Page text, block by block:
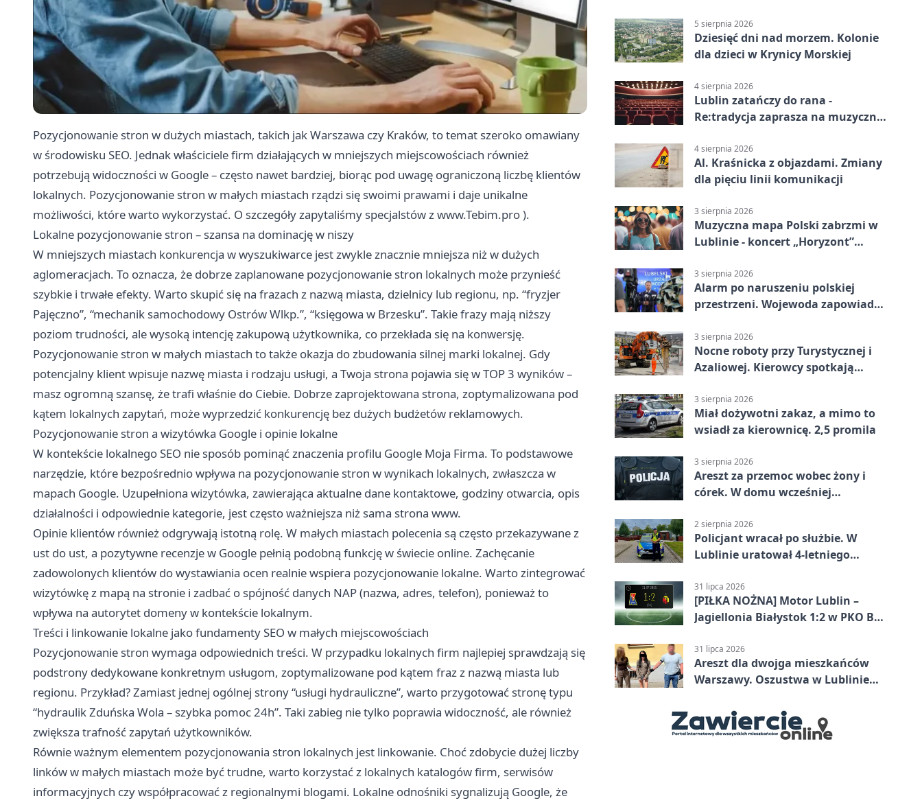
Pozycjonowanie stron w dużych miastach, takich jak Warszawa czy Kraków, to temat szeroko omawiany
w środowisku SEO. Jednak właściciele firm działających w mniejszych miejscowościach również
potrzebują widoczności w Google – często nawet bardziej, biorąc pod uwagę ograniczoną liczbę klientów
lokalnych. Pozycjonowanie stron w małych miastach rządzi się swoimi prawami i daje unikalne
możliwości, które warto wykorzystać. O szczegóły zapytaliśmy specjalstów zwww.Tebim.pro).
Lokalne pozycjonowanie stron – szansa na dominację w niszy
W mniejszych miastach konkurencja w wyszukiwarce jest zwykle znacznie mniejsza niż w dużych
aglomeracjach. To oznacza, że dobrze zaplanowane pozycjonowanie stron lokalnych może przynieść
szybkie i trwałe efekty. Warto skupić się na frazach z nazwą miasta, dzielnicy lub regionu, np. “fryzjer
Pajęczno”, “mechanik samochodowy Ostrów Wlkp.”, “księgowa w Brzesku”. Takie frazy mają niższy
poziom trudności, ale wysoką intencję zakupową użytkownika, co przekłada się na konwersję.
Pozycjonowanie stron w małych miastach to także okazja do zbudowania silnej marki lokalnej. Gdy
potencjalny klient wpisuje nazwę miasta i rodzaju usługi, a Twoja strona pojawia się w TOP 3 wyników –
masz ogromną szansę, że trafi właśnie do Ciebie. Dobrze zaprojektowana strona, zoptymalizowana pod
kątem lokalnych zapytań, może wyprzedzić konkurencję bez dużych budżetów reklamowych.
Pozycjonowanie stron a wizytówka Google i opinie lokalne
W kontekście lokalnego SEO nie sposób pominąć znaczenia profilu Google Moja Firma. To podstawowe
narzędzie, które bezpośrednio wpływa na pozycjonowanie stron w wynikach lokalnych, zwłaszcza w
mapach Google. Uzupełniona wizytówka, zawierająca aktualne dane kontaktowe, godziny otwarcia, opis
działalności i odpowiednie kategorie, jest często ważniejsza niż sama strona www.
Opinie klientów również odgrywają istotną rolę. W małych miastach polecenia są często przekazywane z
ust do ust, a pozytywne recenzje w Google pełnią podobną funkcję w świecie online. Zachęcanie
zadowolonych klientów do wystawiania ocen realnie wspiera pozycjonowanie lokalne. Warto zintegrować
wizytówkę z mapą na stronie i zadbać o spójność danych NAP (nazwa, adres, telefon), ponieważ to
wpływa na autorytet domeny w kontekście lokalnym.
Treści i linkowanie lokalne jako fundamenty SEO w małych miejscowościach
Pozycjonowanie stron wymaga odpowiednich treści. W przypadku lokalnych firm najlepiej sprawdzają się
podstrony dedykowane konkretnym usługom, zoptymalizowane pod kątem fraz z nazwą miasta lub
regionu. Przykład? Zamiast jednej ogólnej strony “usługi hydrauliczne”, warto przygotować stronę typu
“hydraulik Zduńska Wola – szybka pomoc 24h”. Taki zabieg nie tylko poprawia widoczność, ale również
zwiększa trafność zapytań użytkowników.
Równie ważnym elementem pozycjonowania stron lokalnych jest linkowanie. Choć zdobycie dużej liczby
linków w małych miastach może być trudne, warto korzystać z lokalnych katalogów firm, serwisów
informacyjnych czy współpracować z regionalnymi blogami. Lokalne odnośniki sygnalizują Google, że
5 sierpnia 2026
Dziesięć dni nad morzem. Kolonie
dla dzieci w Krynicy Morskiej
4 sierpnia 2026
Lublin zatańczy do rana -
Re:tradycja zaprasza na muzyczną
4 sierpnia 2026
Al. Kraśnicka z objazdami. Zmiany
dla pięciu linii komunikacji
3 sierpnia 2026
Muzyczna mapa Polski zabrzmi w
Lublinie - koncert „Horyzont”
3 sierpnia 2026
Alarm po naruszeniu polskiej
przestrzeni. Wojewoda zapowiada
3 sierpnia 2026
Nocne roboty przy Turystycznej i
Azaliowej. Kierowcy spotkają
3 sierpnia 2026
Miał dożywotni zakaz, a mimo to
wsiadł za kierownicę. 2,5 promila
3 sierpnia 2026
Areszt za przemoc wobec żony i
córek. W domu wcześniej
2 sierpnia 2026
Policjant wracał po służbie. W
Lublinie uratował 4-letniego
31 lipca 2026
[PIŁKA NOŻNA] Motor Lublin –
Jagiellonia Białystok 1:2 w PKO BP
zabrał gospodarzom remis
31 lipca 2026
Areszt dla dwojga mieszkańców
Warszawy. Oszustwa w Lublinie